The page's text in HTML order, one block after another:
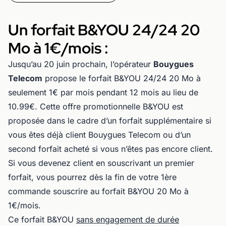
Un forfait B&YOU 24/24 20
Mo à 1€/mois :
Jusqu’au 20 juin prochain, l’opérateur Bouygues
Telecom propose le forfait B&YOU 24/24 20 Mo à
seulement 1€ par mois pendant 12 mois au lieu de
10.99€. Cette offre promotionnelle B&YOU est
proposée dans le cadre d’un forfait supplémentaire si
vous êtes déjà client Bouygues Telecom ou d’un
second forfait acheté si vous n’êtes pas encore client.
Si vous devenez client en souscrivant un premier
forfait, vous pourrez dès la fin de votre 1ère
commande souscrire au forfait B&YOU 20 Mo à
1€/mois.
Ce forfait B&YOU sans engagement de durée